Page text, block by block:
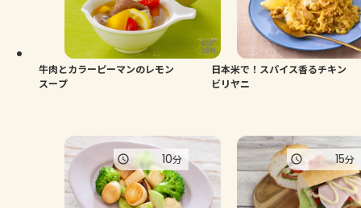
牛肉とカラーピーマンのレモン
スープ
日本米で！スパイス香るチキン
ビリヤニ
10分 15分